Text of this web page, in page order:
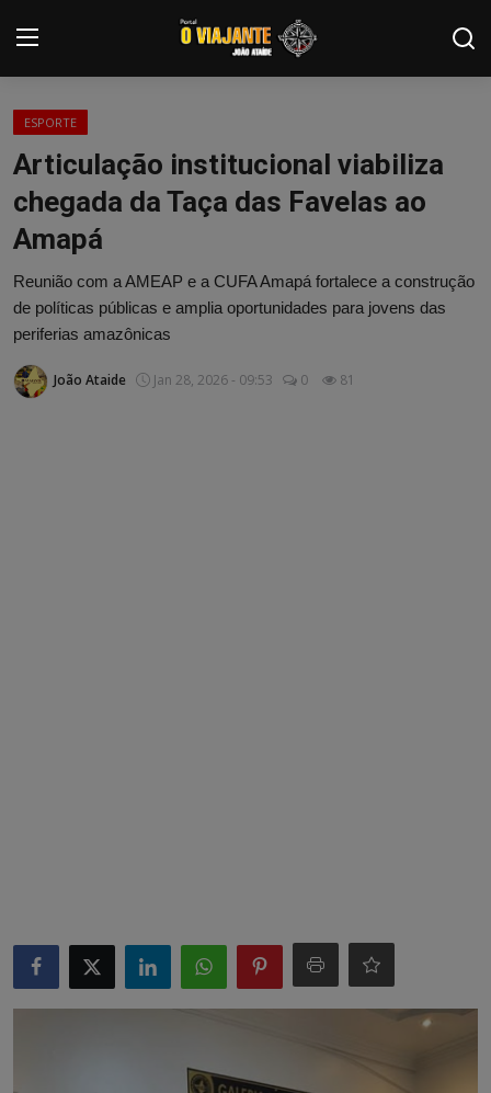
Login
Contato
ARTIGOS
NOTÍCIAS
PODCASTS
ESPORTE
Articulação institucional viabiliza
chegada da Taça das Favelas ao
Amapá
Reunião com a AMEAP e a CUFA Amapá fortalece a construção
de políticas públicas e amplia oportunidades para jovens das
periferias amazônicas
João Ataide Jan 28, 2026 - 09:53 0 81